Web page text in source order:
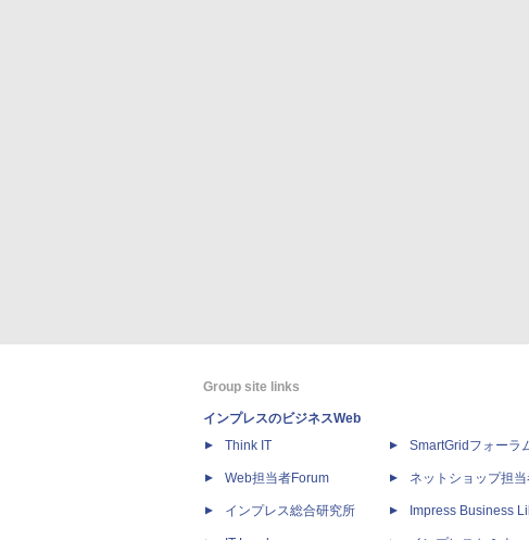
Group site links
インプレスのビジネスWeb
Think IT
Web担当者Forum
インプレス総合研究所
SmartGridフォーラ
ネットショップ担
Impress Business